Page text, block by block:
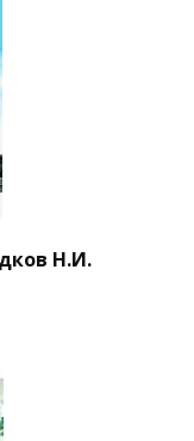
Н.И.